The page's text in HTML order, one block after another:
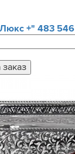
+"483 546